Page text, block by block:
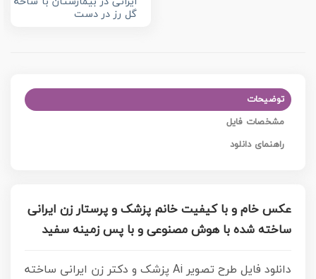
گل رز در دست
توضیحات
مشخصات فایل
راهنمای دانلود
عکس خام و با کیفیت خانم پزشک و پرستار زن ایرانی
ساخته شده با هوش مصنوعی و با پس زمینه سفید
دانلود فایل طرح تصویر Ai پزشک و دکتر زن ایرانی ساخته